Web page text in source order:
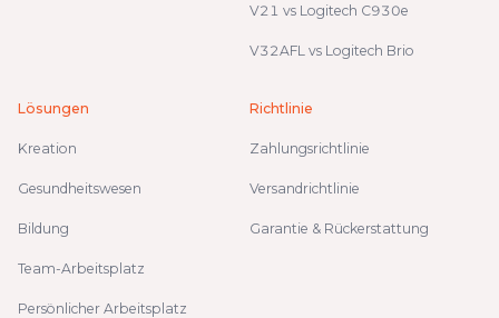
V21 vs Logitech C930e
V32AFL vs Logitech Brio
Lösungen
Kreation
Gesundheitswesen
Bildung
Team-Arbeitsplatz
Persönlicher Arbeitsplatz
Richtlinie
Zahlungsrichtlinie
Versandrichtlinie
Garantie & Rückerstattung